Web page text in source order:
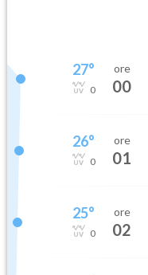
27°
0
ore
00
26°
0
ore
01
25°
0
ore
02